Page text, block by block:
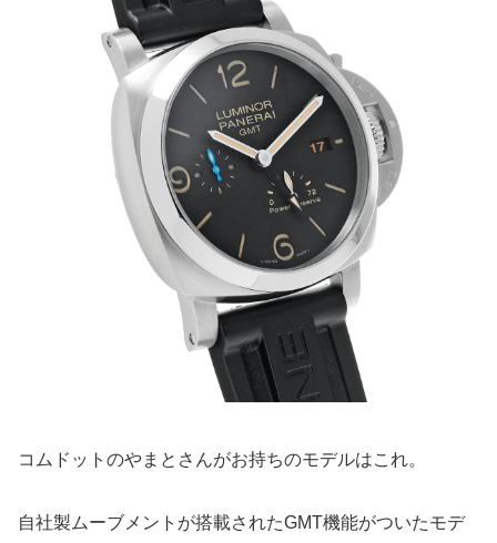
コムドットのやまとさんがお持ちのモデルはこれ。
自社製ムーブメントが搭載されたGMT機能がついたモデ